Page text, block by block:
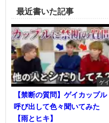
最近書いた記事
ゲイ
【禁断の質問】ゲイカップル
呼び出して色々聞いてみた
【雨とヒキ】